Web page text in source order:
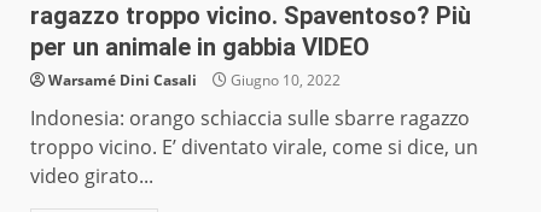
ragazzo troppo vicino. Spaventoso? Più
per un animale in gabbia VIDEO
Warsamé Dini Casali Giugno 10, 2022
Indonesia: orango schiaccia sulle sbarre ragazzo
troppo vicino. E’ diventato virale, come si dice, un
video girato...